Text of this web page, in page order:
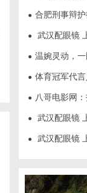
● 合肥刑事辩
● 武汉配眼镜
● 温婉灵动，一眼万年！久匠量
● 体育冠军代言
● 八哥电影网：
● 武汉配眼镜
● 武汉配眼镜